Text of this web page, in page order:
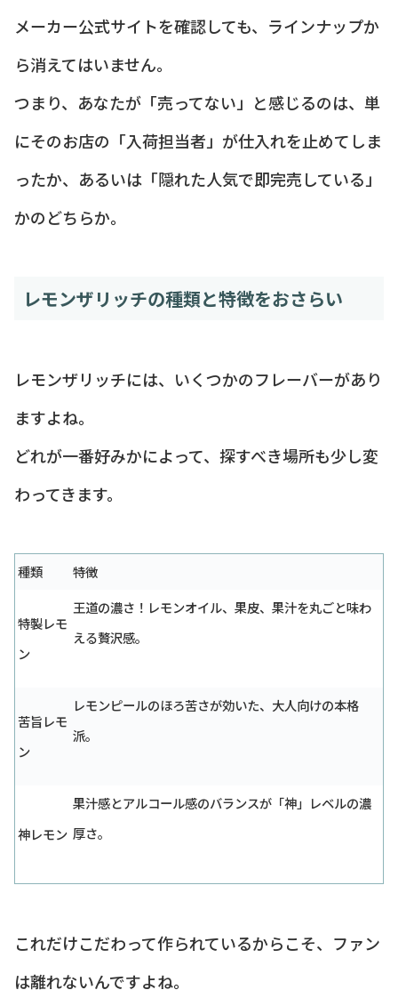
メーカー公式サイトを確認しても、ラインナップか
ら消えてはいません。
つまり、あなたが「売ってない」と感じるのは、単
にそのお店の「入荷担当者」が仕入れを止めてしま
ったか、あるいは「隠れた人気で即完売している」
かのどちらか。
レモンザリッチの種類と特徴をおさらい
レモンザリッチには、いくつかのフレーバーがあり
ますよね。
どれが一番好みかによって、探すべき場所も少し変
わってきます。
種類 特徴
特製レモ
ン
王道の濃さ！レモンオイル、果皮、果汁を丸ごと味わ
える贅沢感。
苦旨レモ
ン
レモンピールのほろ苦さが効いた、大人向けの本格
派。
神レモン
果汁感とアルコール感のバランスが「神」レベルの濃
厚さ。
これだけこだわって作られているからこそ、ファン
は離れないんですよね。